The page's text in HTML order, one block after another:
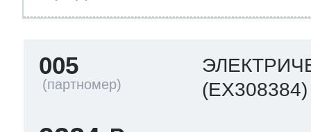
005
(EX308384)